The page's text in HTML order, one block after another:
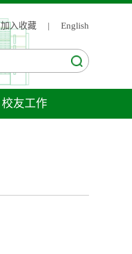
加入收藏 | English
校友工作